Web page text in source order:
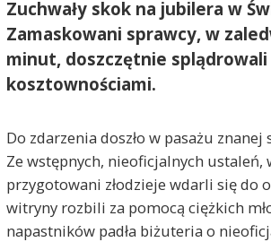
Zuchwały skok na jubilera w
Zamaskowani sprawcy, w
minut, doszczętnie splądrowali
kosztownościami.
Do zdarzenia doszło w pasażu
Ze wstępnych, nieoficjalnych ustaleń,
przygotowani złodzieje wdarli się do
witryny rozbili za pomocą ciężkich
napastników padła biżuteria o